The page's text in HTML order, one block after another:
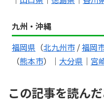
九州・沖縄
福岡県 （北九州市 /福岡
（熊本市）｜ 大分県 ｜ 宮
この記事を読ん